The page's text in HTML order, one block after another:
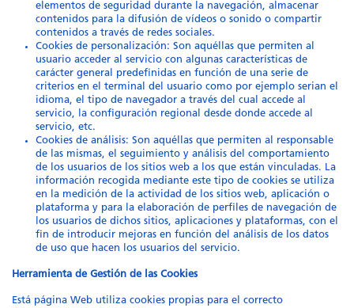
elementos de seguridad durante la navegación, almacenar
contenidos para la difusión de vídeos o sonido o compartir
contenidos a través de redes sociales.
Cookies de personalización: Son aquéllas que permiten al
usuario acceder al servicio con algunas características de
carácter general predefinidas en función de una serie de
criterios en el terminal del usuario como por ejemplo serian el
idioma, el tipo de navegador a través del cual accede al
servicio, la configuración regional desde donde accede al
servicio, etc.
Cookies de análisis: Son aquéllas que permiten al responsable
de las mismas, el seguimiento y análisis del comportamiento
de los usuarios de los sitios web a los que están vinculadas. La
información recogida mediante este tipo de cookies se utiliza
en la medición de la actividad de los sitios web, aplicación o
plataforma y para la elaboración de perfiles de navegación de
los usuarios de dichos sitios, aplicaciones y plataformas, con el
fin de introducir mejoras en función del análisis de los datos
de uso que hacen los usuarios del servicio.
Herramienta de Gestión de las Cookies
Está página Web utiliza cookies propias para el correcto